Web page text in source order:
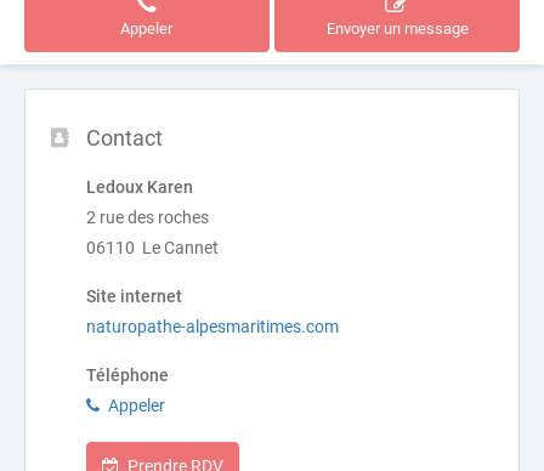
Appeler Envoyer un message
Contact
Ledoux Karen
2 rue des roches
06110 Le Cannet
Site internet
naturopathe-alpesmaritimes.com
Téléphone
Appeler
Prendre RDV